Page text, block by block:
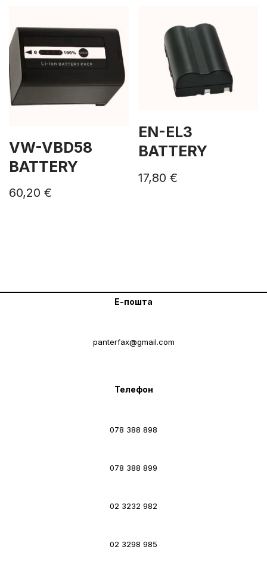
VW-VBD58
BATTERY
60,20 €
EN-EL3
BATTERY
17,80€
Е-пошта
panterfax@gmail.com
Телефон
078 388 898
078 388 899
02 3232 982
02 3298 985